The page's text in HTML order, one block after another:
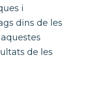
i
dins de les
de les